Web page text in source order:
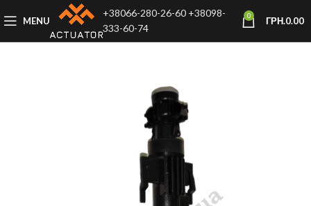
MENU
+38066-280-26-60 +38098-
333-60-74
0 ГРН.0.00